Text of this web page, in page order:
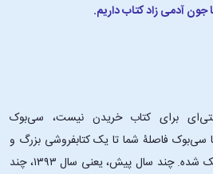
جون آدمی زاد کتاب داریم.
برای کتاب خریدن نیست، سی‌بوک
سی‌بوک فاصلۀ شما تا یک کتابفروشی بزرگ و
پروپیمون تنها به اندازۀ یک کلیک شده. چند سال پیش، یعنی سال ۱۳۹۳، چند